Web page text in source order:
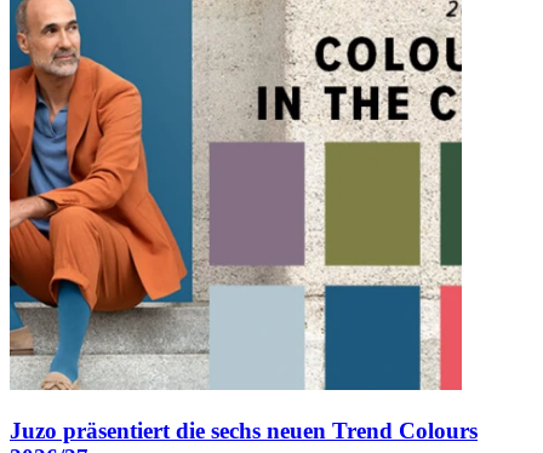
Juzo präsentiert die sechs neuen Trend Colours